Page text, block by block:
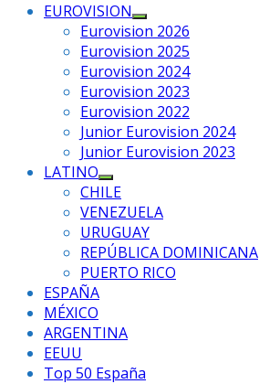
EUROVISION
Mostrar
el
submenú
Eurovision 2026
Eurovision 2025
Eurovision 2024
Eurovision 2023
Eurovision 2022
Junior Eurovision 2024
Junior Eurovision 2023
LATINO
Mostrar
el
submenú
CHILE
VENEZUELA
URUGUAY
REPÚBLICA DOMINICANA
PUERTO RICO
ESPAÑA
MÉXICO
ARGENTINA
EEUU
Top 50 España